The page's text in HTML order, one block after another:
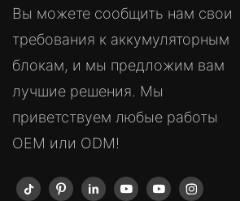
Вы можете сообщить нам свои
требования к аккумуляторным
блокам, и мы предложим вам
лучшие решения. Мы
приветствуем любые работы
OEM или ODM!